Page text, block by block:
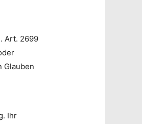
Art. 2699
Glauben
Ihr